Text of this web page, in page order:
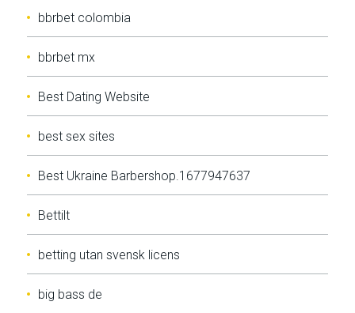
bbrbet colombia
bbrbet mx
Best Dating Website
best sex sites
Best Ukraine Barbershop.1677947637
Bettilt
betting utan svensk licens
big bass de